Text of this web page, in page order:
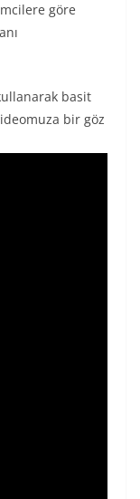
göre
basit
bir göz